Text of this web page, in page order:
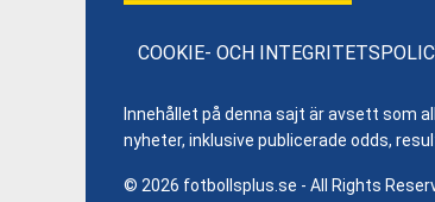
COOKIE- OCH
Innehållet på denna sajt är avsett som
nyheter, inklusive publicerade odds,
© 2026 fotbollsplus.se - All Rights